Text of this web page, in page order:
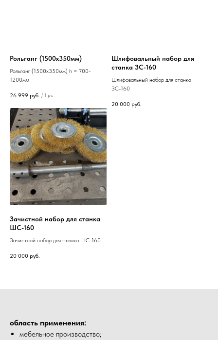
Рольганг (1500х350мм)
Рольганг (1500х350мм) h = 700-
1200мм
26 999 руб. / 1 pc
Шлифовальный набор для
станка ЗС-160
Шлифовальный набор для станка
ЗС-160
20 000 руб.
Зачистной набор для станка
ШС-160
Зачистной набор для станка ШС-160
20 000 руб.
область применения:
мебельное производство;